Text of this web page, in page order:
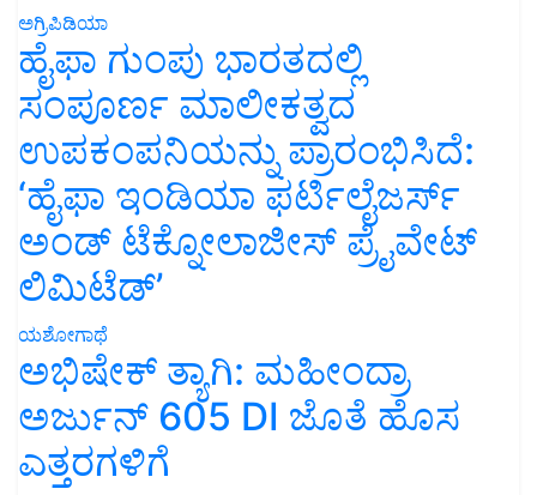
ಅಗ್ರಿಪಿಡಿಯಾ
ಹೈಫಾ ಗುಂಪು ಭಾರತದಲ್ಲಿ
ಸಂಪೂರ್ಣ ಮಾಲೀಕತ್ವದ
ಉಪಕಂಪನಿಯನ್ನು ಪ್ರಾರಂಭಿಸಿದೆ:
‘ಹೈಫಾ ಇಂಡಿಯಾ ಫರ್ಟಿಲೈಜರ್ಸ್
ಅಂಡ್ ಟೆಕ್ನೋಲಾಜೀಸ್ ಪ್ರೈವೇಟ್
ಲಿಮಿಟೆಡ್’
ಯಶೋಗಾಥೆ
ಅಭಿಷೇಕ್ ತ್ಯಾಗಿ: ಮಹೀಂದ್ರಾ
ಅರ್ಜುನ್ 605 DI ಜೊತೆ ಹೊಸ
ಎತ್ತರಗಳಿಗೆ